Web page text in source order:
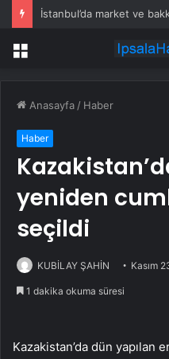
Menü
Anasayfa / Haber
Haber
yeniden
seçildi
KUBİLAY ŞAHİN Kasım
1 dakika okuma süresi
Kazakistan’da dün yapılan